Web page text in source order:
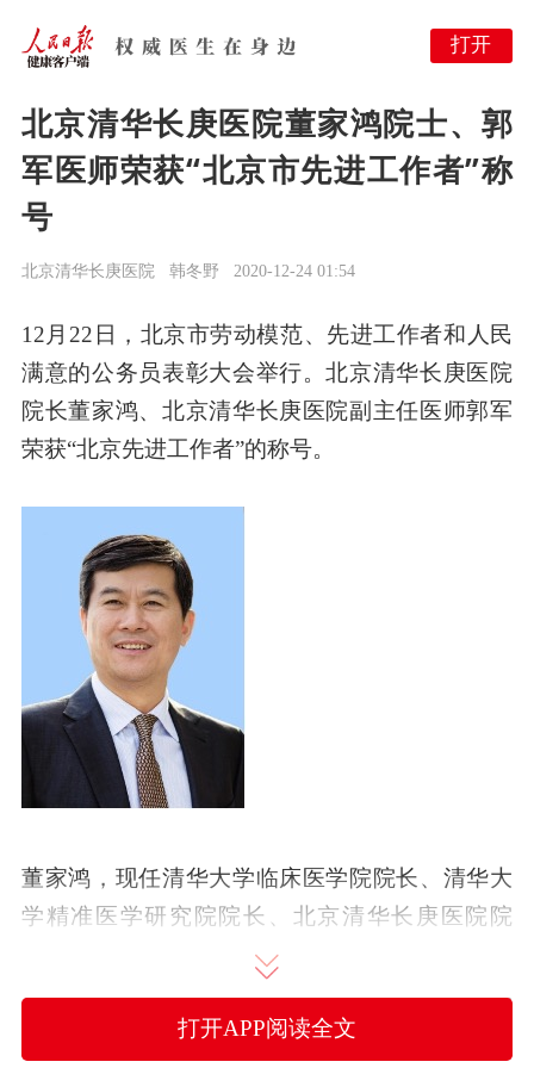
打开
北京清华长庚医院董家鸿院士、郭
军医师荣获“北京市先进工作者”称
号
北京清华长庚医院 韩冬野 2020-12-24 01:54
12月22日，北京市劳动模范、先进工作者和人民
满意的公务员表彰大会举行。北京清华长庚医院
院长董家鸿、北京清华长庚医院副主任医师郭军
荣获“北京先进工作者”的称号。
董家鸿，现任清华大学临床医学院院长、清华大
学精准医学研究院院长、北京清华长庚医院院
长。于2017年获评中国工程院院士。董家鸿教授
是国际著名肝胆外科专家和肝脏移植专家，长期
致力于现代肝胆外科理论和技术的研究。
打开APP阅读全文